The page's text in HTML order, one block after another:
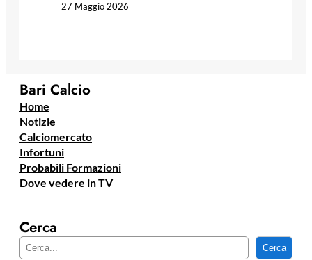
27 Maggio 2026
Bari Calcio
Home
Notizie
Calciomercato
Infortuni
Probabili Formazioni
Dove vedere in TV
Cerca
Cerca